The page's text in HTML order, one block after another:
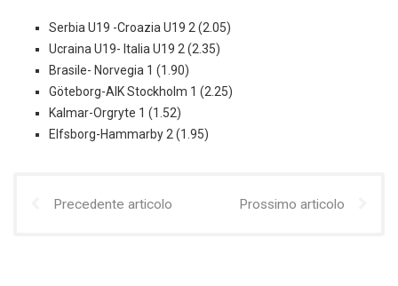
Serbia U19 -Croazia U19 2 (2.05)
Ucraina U19- Italia U19 2 (2.35)
Brasile- Norvegia 1 (1.90)
Göteborg-AIK Stockholm 1 (2.25)
Kalmar-Orgryte 1 (1.52)
Elfsborg-Hammarby 2 (1.95)
Precedente articolo Prossimo articolo